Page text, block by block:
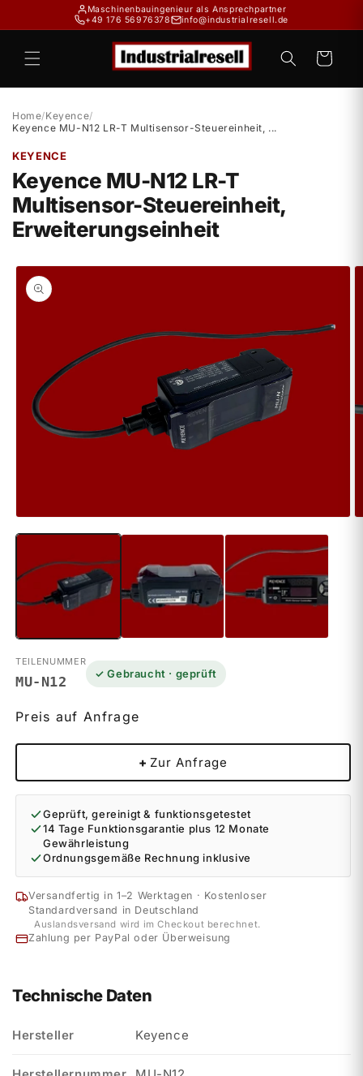
Inhalt
Maschinenbauingenieur als Ansprechpartner
+49 176 56976378
info@industrialresell.de
Warenkorb
Home/Keyence/
Keyence MU-N12 LR-T Multisensor-Steuereinheit, ...
KEYENCE
Keyence MU-N12 LR-T
Multisensor-Steuereinheit,
Erweiterungseinheit
1
öffnen
TEILENUMMER
MU-N12 ✓ Gebraucht · geprüft
Preis auf Anfrage
+ Zur Anfrage
Geprüft, gereinigt & funktionsgetestet
14 Tage Funktionsgarantie plus 12 Monate
Gewährleistung
Ordnungsgemäße Rechnung inklusive
Versandfertig in 1–2 Werktagen · Kostenloser
Standardversand in Deutschland
Auslandsversand wird im Checkout berechnet.
Zahlung per PayPal oder Überweisung
Technische Daten
Hersteller Keyence